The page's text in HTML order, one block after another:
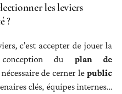
les leviers
?
c’est accepter de jouer la
du plan de
de cerner le public
clés, équipes internes…